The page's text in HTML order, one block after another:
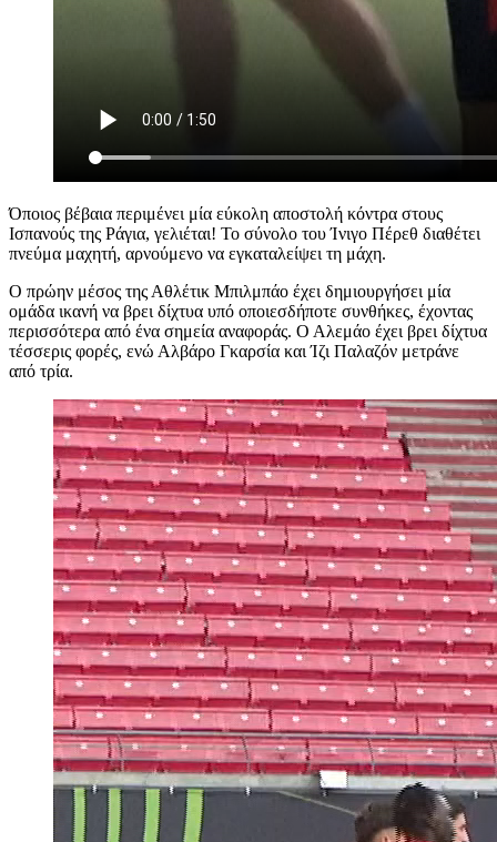
Όποιος βέβαια περιμένει μία εύκολη αποστολή κόντρα στους
Ισπανούς της Ράγια, γελιέται! Το σύνολο του Ίνιγο Πέρεθ διαθέτει
πνεύμα μαχητή, αρνούμενο να εγκαταλείψει τη μάχη.
Ο πρώην μέσος της Αθλέτικ Μπιλμπάο έχει δημιουργήσει μία
ομάδα ικανή να βρει δίχτυα υπό οποιεσδήποτε συνθήκες, έχοντας
περισσότερα από ένα σημεία αναφοράς. Ο Αλεμάο έχει βρει δίχτυα
τέσσερις φορές, ενώ Αλβάρο Γκαρσία και Ίζι Παλαζόν μετράνε
από τρία.